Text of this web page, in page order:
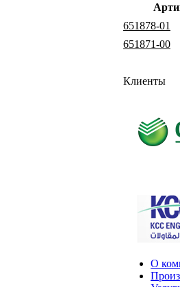
651878-01
651871-00
Клиенты
О